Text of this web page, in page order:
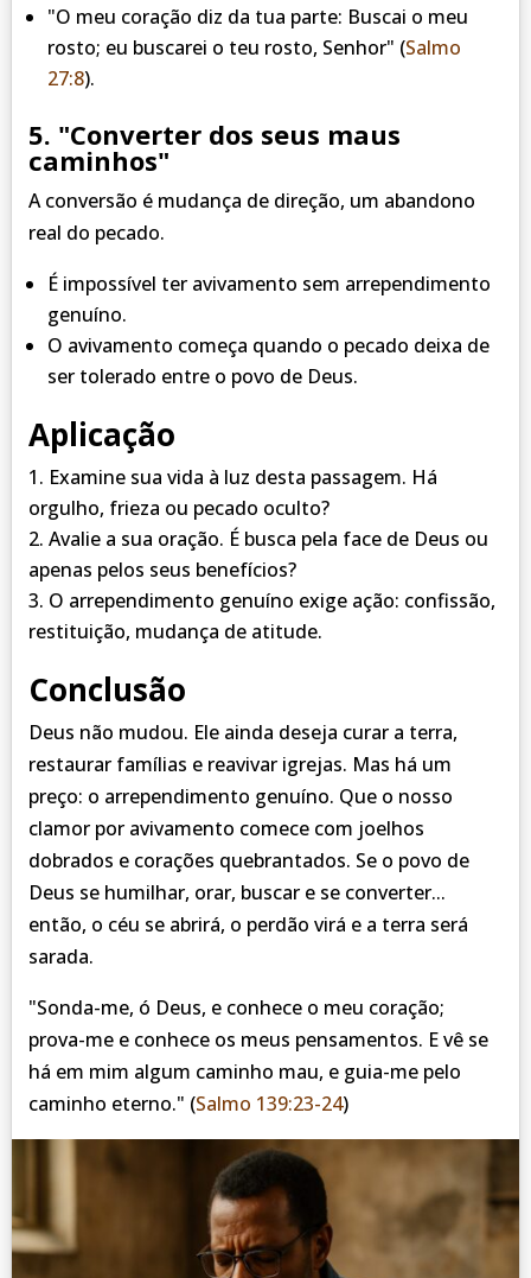
"O meu coração diz da tua parte: Buscai o meu
rosto; eu buscarei o teu rosto, Senhor" (Salmo
27:8).
5. "Converter dos seus maus
caminhos"
A conversão é mudança de direção, um abandono
real do pecado.
É impossível ter avivamento sem arrependimento
genuíno.
O avivamento começa quando o pecado deixa de
ser tolerado entre o povo de Deus.
Aplicação
Examine sua vida à luz desta passagem. Há
orgulho, frieza ou pecado oculto?
Avalie a sua oração. É busca pela face de Deus ou
apenas pelos seus benefícios?
O arrependimento genuíno exige ação: confissão,
restituição, mudança de atitude.
Conclusão
Deus não mudou. Ele ainda deseja curar a terra,
restaurar famílias e reavivar igrejas. Mas há um
preço: o arrependimento genuíno. Que o nosso
clamor por avivamento comece com joelhos
dobrados e corações quebrantados. Se o povo de
Deus se humilhar, orar, buscar e se converter...
então, o céu se abrirá, o perdão virá e a terra será
sarada.
"Sonda-me, ó Deus, e conhece o meu coração;
prova-me e conhece os meus pensamentos. E vê se
há em mim algum caminho mau, e guia-me pelo
caminho eterno." (Salmo 139:23-24)